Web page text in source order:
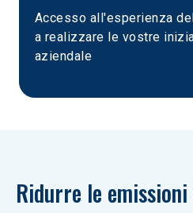
Accesso all'esperienza
a realizzare le vostre
aziendale
Ridurre le